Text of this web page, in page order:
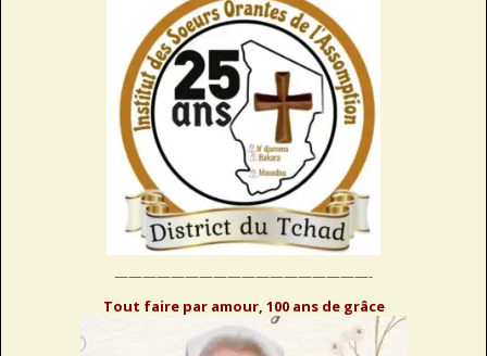
——————————————————-
Tout faire par amour, 100 ans de grâce